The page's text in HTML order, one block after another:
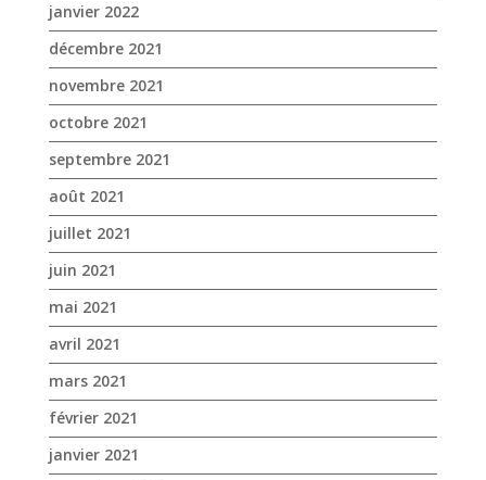
janvier 2022
décembre 2021
novembre 2021
octobre 2021
septembre 2021
août 2021
juillet 2021
juin 2021
mai 2021
avril 2021
mars 2021
février 2021
janvier 2021